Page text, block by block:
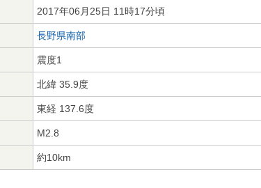
2017年06月25日 11時17分頃
長野県南部
震度1
北緯 35.9度
東経 137.6度
M2.8
約10km